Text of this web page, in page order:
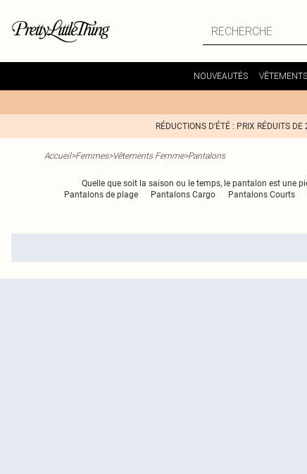
NOUVEAUTÉS VÊTEMENTS
RÉDUCTIONS D'ÉTÉ : PRIX RÉDUITS DE
Accueil>Femmes>Vêtements Femme>Pantalons
Quelle que soit la saison ou le temps, le pantalon est une
Pantalons de plage Pantalons Cargo Pantalons Courts